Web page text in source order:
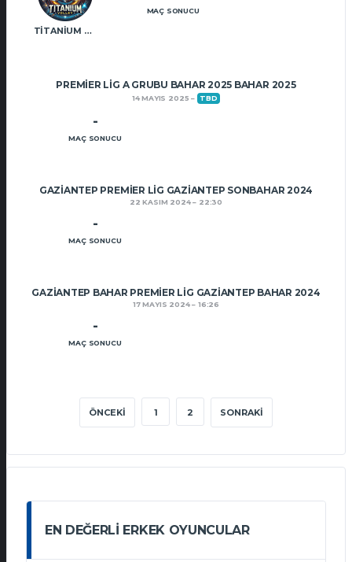
TITANIUM VT
MAÇ SONUCU
PREMIER LIG A GRUBU BAHAR 2025 BAHAR 2025
14 MAYIS 2025 TBD
-
MAÇ SONUCU
GAZIANTEP PREMIER LIG GAZIANTEP SONBAHAR 2024
22 KASIM 2024 22:30
-
MAÇ SONUCU
GAZIANTEP BAHAR PREMIER LIG GAZIANTEP BAHAR 2024
17 MAYIS 2024 16:26
-
MAÇ SONUCU
ÖNCEKI 1 2 SONRAKI
EN DEĞERLI ERKEK OYUNCULAR